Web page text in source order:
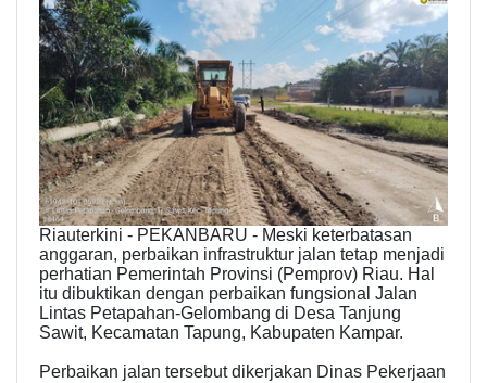
Riauterkini - PEKANBARU - Meski keterbatasan
anggaran, perbaikan infrastruktur jalan tetap menjadi
perhatian Pemerintah Provinsi (Pemprov) Riau. Hal
itu dibuktikan dengan perbaikan fungsional Jalan
Lintas Petapahan-Gelombang di Desa Tanjung
Sawit, Kecamatan Tapung, Kabupaten Kampar.
Perbaikan jalan tersebut dikerjakan Dinas Pekerjaan